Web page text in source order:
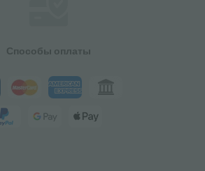
Способы оплаты